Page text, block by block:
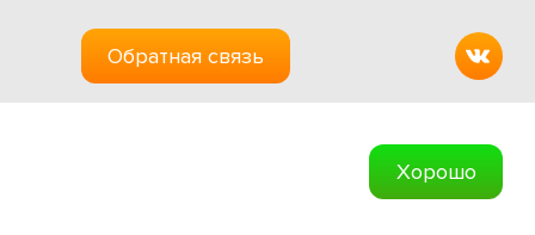
Обратная связь
Хорошо